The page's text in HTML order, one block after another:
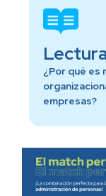
¿Por qué es
empresas?